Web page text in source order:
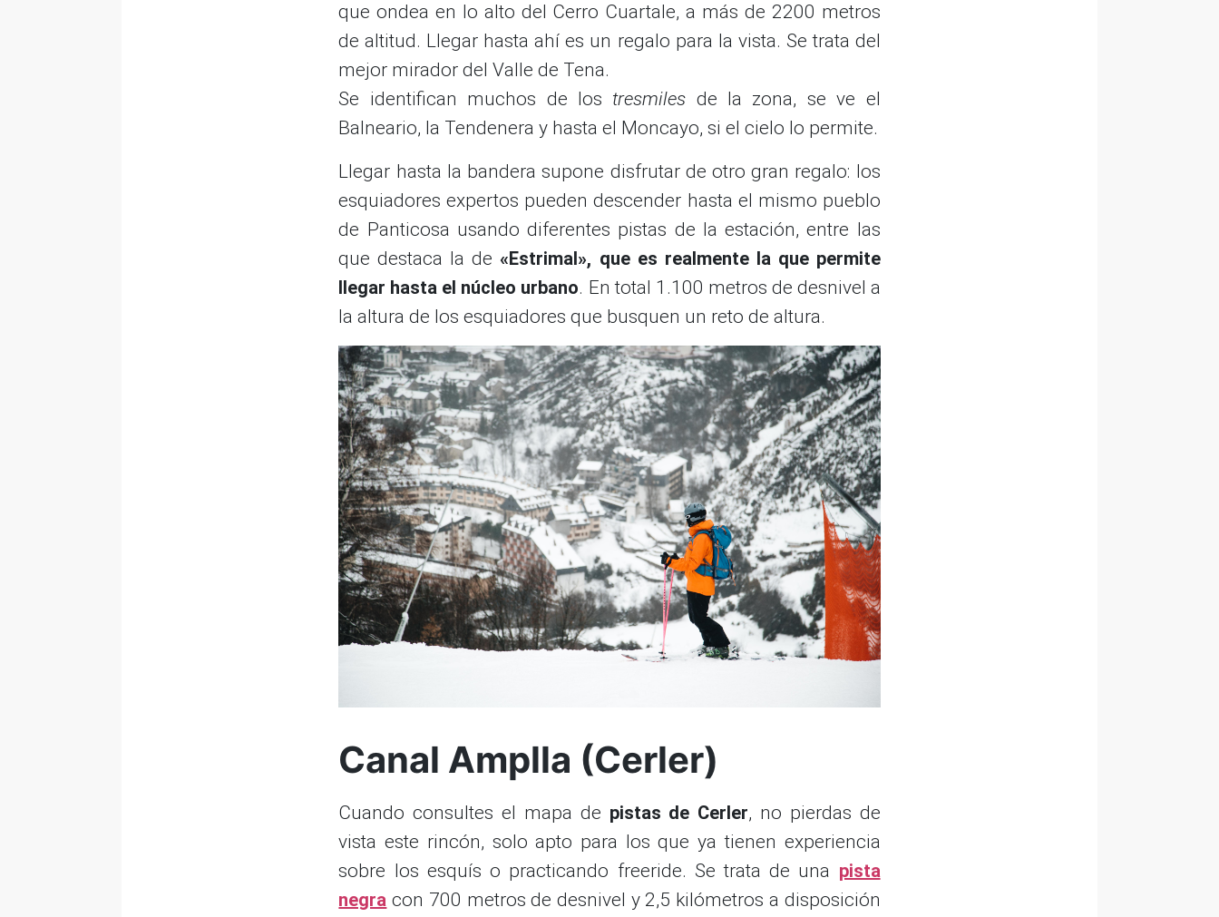
que ondea en lo alto del Cerro Cuartale, a más de 2200 metros
de altitud. Llegar hasta ahí es un regalo para la vista. Se trata del
mejor mirador del Valle de Tena.
Se identifican muchos de los tresmiles de la zona, se ve el
Balneario, la Tendenera y hasta el Moncayo, si el cielo lo permite.
Llegar hasta la bandera supone disfrutar de otro gran regalo: los
esquiadores expertos pueden descender hasta el mismo pueblo
de Panticosa usando diferentes pistas de la estación, entre las
que destaca la de «Estrimal», que es realmente la que permite
llegar hasta el núcleo urbano. En total 1.100 metros de desnivel a
la altura de los esquiadores que busquen un reto de altura.
Canal Amplla (Cerler)
Cuando consultes el mapa de pistas de Cerler, no pierdas de
vista este rincón, solo apto para los que ya tienen experiencia
sobre los esquís o practicando freeride. Se trata de una pista
negra con 700 metros de desnivel y 2,5 kilómetros a disposición